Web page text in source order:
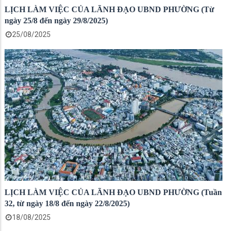
LỊCH LÀM VIỆC CỦA LÃNH ĐẠO UBND PHƯỜNG (Từ
ngày 25/8 đến ngày 29/8/2025)
25/08/2025
LỊCH LÀM VIỆC CỦA LÃNH ĐẠO UBND PHƯỜNG (Tuần
32, từ ngày 18/8 đến ngày 22/8/2025)
18/08/2025